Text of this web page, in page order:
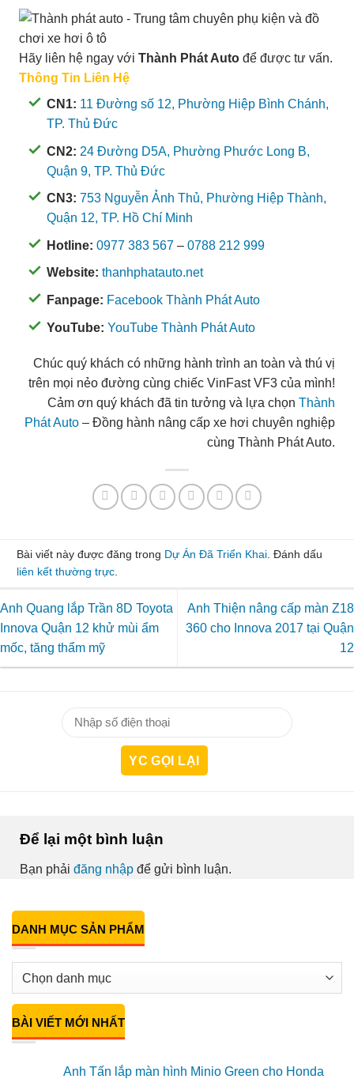
Hãy liên hệ ngay với Thành Phát Auto để được tư vấn.
Thông Tin Liên Hệ
CN1: 11 Đường số 12, Phường Hiệp Bình Chánh,
TP. Thủ Đức
CN2: 24 Đường D5A, Phường Phước Long B,
Quận 9, TP. Thủ Đức
CN3: 753 Nguyễn Ảnh Thủ, Phường Hiệp Thành,
Quận 12, TP. Hồ Chí Minh
Hotline: 0977 383 567 – 0788 212 999
Website: thanhphatauto.net
Fanpage: Facebook Thành Phát Auto
YouTube: YouTube Thành Phát Auto
Chúc quý khách có những hành trình an toàn và thú vị
trên mọi nẻo đường cùng chiếc VinFast VF3 của mình!
Cảm ơn quý khách đã tin tưởng và lựa chọn Thành
Phát Auto – Đồng hành nâng cấp xe hơi chuyên nghiệp
cùng Thành Phát Auto.
Bài viết này được đăng trong Dự Án Đã Triển Khai. Đánh dấu
liên kết thường trực.
Anh Quang lắp Trần 8D Toyota
Innova Quận 12 khử mùi ẩm
mốc, tăng thẩm mỹ
Anh Thiện nâng cấp màn Z18
360 cho Innova 2017 tại Quận
12
Để lại một bình luận
Bạn phải đăng nhập để gửi bình luận.
DANH MỤC SẢN PHẨM
BÀI VIẾT MỚI NHẤT
Anh Tấn lắp màn hình Minio Green cho Honda